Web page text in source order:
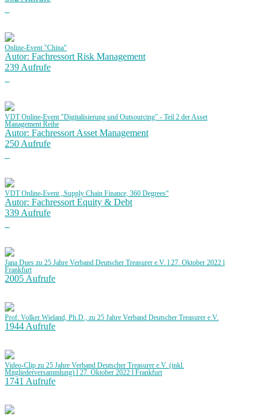
Online-Event "China"
Autor: Fachressort Risk Management
239 Aufrufe
VDT Online-Event "Digitalisierung und Outsourcing" - Teil 2 der Asset
Management Reihe
Autor: Fachressort Asset Management
250 Aufrufe
VDT Online-Event „Supply Chain Finance, 360 Degrees“
Autor: Fachressort Equity & Debt
339 Aufrufe
Jana Dues zu 25 Jahre Verband Deutscher Treasurer e.V. l 27. Oktober 2022 l
Frankfurt
2005 Aufrufe
Prof. Volker Wieland, Ph.D., zu 25 Jahre Verband Deutscher Treasurer e.V.
1944 Aufrufe
Video-Clip zu 25 Jahre Verband Deutscher Treasurer e.V. (inkl.
Mitgliederversammlung) l 27. Oktober 2022 l Frankfurt
1741 Aufrufe